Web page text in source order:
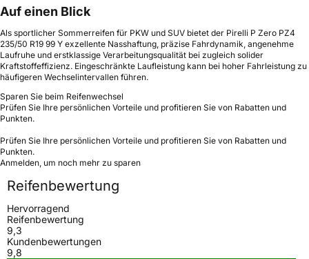
Auf einen Blick
Als sportlicher Sommerreifen für PKW und SUV bietet der Pirelli P Zero PZ4
235/50 R19 99 Y exzellente Nasshaftung, präzise Fahrdynamik, angenehme
Laufruhe und erstklassige Verarbeitungsqualität bei zugleich solider
Kraftstoffeffizienz. Eingeschränkte Laufleistung kann bei hoher Fahrleistung zu
häufigeren Wechselintervallen führen.
Sparen Sie beim Reifenwechsel
Prüfen Sie Ihre persönlichen Vorteile und profitieren Sie von Rabatten und
Punkten.
Prüfen Sie Ihre persönlichen Vorteile und profitieren Sie von Rabatten und
Punkten.
Anmelden, um noch mehr zu sparen
Reifenbewertung
Hervorragend
Reifenbewertung
9,3
Kundenbewertungen
9,8